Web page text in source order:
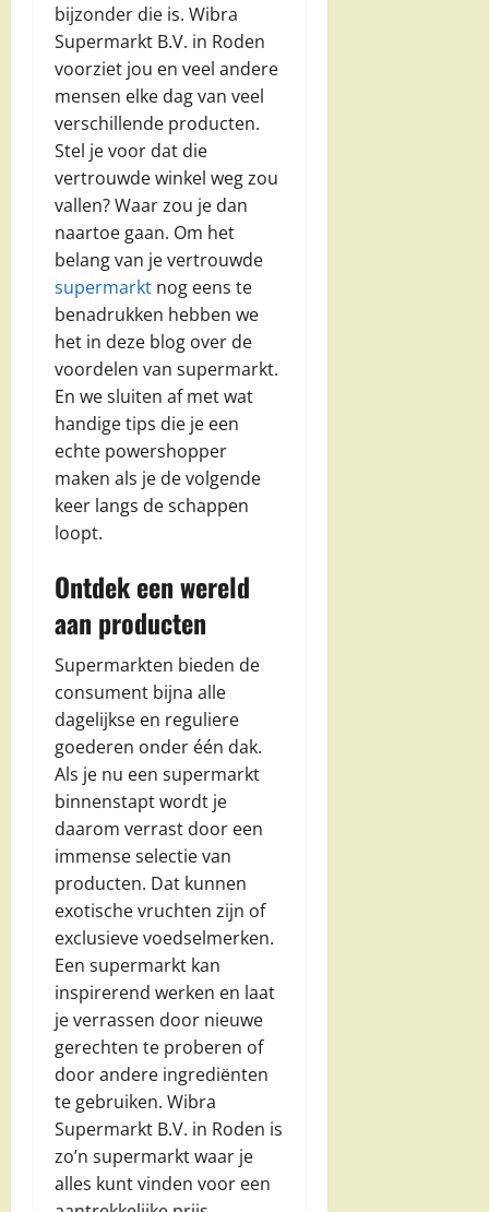
bijzonder die is. Wibra
Supermarkt B.V. in Roden
voorziet jou en veel andere
mensen elke dag van veel
verschillende producten.
Stel je voor dat die
vertrouwde winkel weg zou
vallen? Waar zou je dan
naartoe gaan. Om het
belang van je vertrouwde
supermarkt nog eens te
benadrukken hebben we
het in deze blog over de
voordelen van supermarkt.
En we sluiten af met wat
handige tips die je een
echte powershopper
maken als je de volgende
keer langs de schappen
loopt.
Ontdek een wereld
aan producten
Supermarkten bieden de
consument bijna alle
dagelijkse en reguliere
goederen onder één dak.
Als je nu een supermarkt
binnenstapt wordt je
daarom verrast door een
immense selectie van
producten. Dat kunnen
exotische vruchten zijn of
exclusieve voedselmerken.
Een supermarkt kan
inspirerend werken en laat
je verrassen door nieuwe
gerechten te proberen of
door andere ingrediënten
te gebruiken. Wibra
Supermarkt B.V. in Roden is
zo’n supermarkt waar je
alles kunt vinden voor een